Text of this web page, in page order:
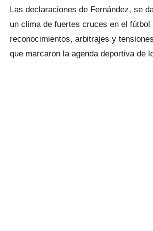
Las declaraciones de Fernández, se
un clima de fuertes cruces en el fútbol
reconocimientos, arbitrajes y
que marcaron la agenda deportiva de